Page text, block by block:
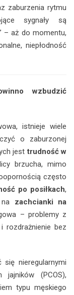
zaburzenia rytmu
sygnały są
– aż do momentu,
niepłodność
wzbudzić
istnieje wiele
o zaburzonej
jesttrudność w
brzucha, mimo
często
po posiłkach,
zachcianki na
– problemy z
rozdrażnienie bez
nieregularnymi
jajników (PCOS),
typu męskiego